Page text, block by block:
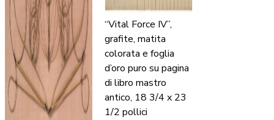
“Vital Force IV”,
grafite, matita
colorata e foglia
d’oro puro su pagina
di libro mastro
antico, 18 3/4 x 23
1/2 pollici